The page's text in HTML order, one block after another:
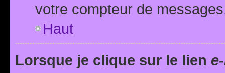
votre compteur de
Haut
Lorsque je clique sur le lien